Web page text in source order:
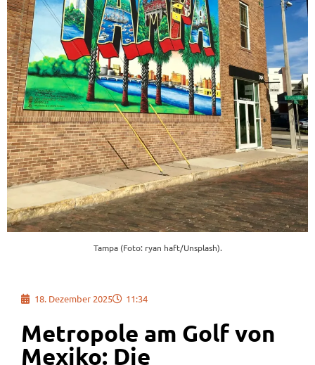
Tampa (Foto: ryan haft/Unsplash).
18. Dezember 2025 11:34
Metropole am Golf von
Mexiko: Die